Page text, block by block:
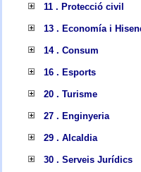
11 . Protecció civil
13 . Economía i
14 . Consum
16 . Esports
20 . Turisme
27 . Enginyeria
29 . Alcaldia
30 . Serveis Jurídics